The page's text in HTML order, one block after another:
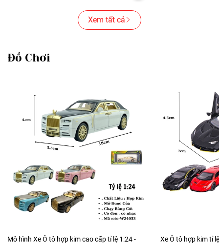
Xem tất cả
Đồ Chơi
Mô hình Xe Ô tô hợp kim cao cấp tỉ lệ 1:24 -
Xe Ô tô hợp kim tỉ